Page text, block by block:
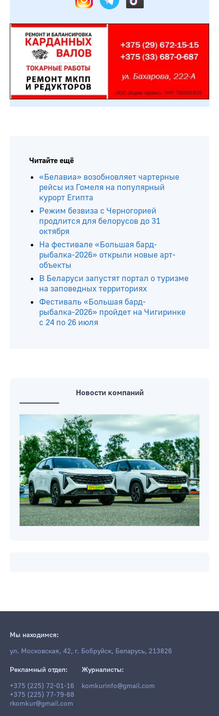
Читайте ещё
«Белавиа» возобновляет чартерные
рейсы из Гомеля на популярный
курорт Египта
Режим безвиза с Черногорией
продлится для белорусов до 31
октября
На фестивале «Большая бард-
рыбалка-2026» открыли новые арт-
объекты
В Беларуси запустят портал о туризме
на заповедных территориях
Фестиваль «Большая бард-
рыбалка-2026» пройдет на Чигиринке
с 24 по 26 июля
Новости компаний
Мы находимся:
ул. Московская, 42, г. Бобруйск, Беларусь, 213826
Рекламный отдел:
+375 (225) 72-01-16
+375 (225) 77-79-88
rkomkur@gmail.com
Журналисты:
komkurinfo@gmail.com